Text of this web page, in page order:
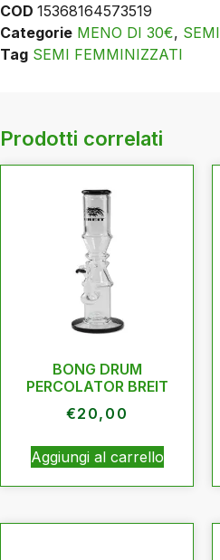
COD 15368164573519
Categorie MENO DI 30€, SEMI
Tag SEMI FEMMINIZZATI
Prodotti correlati
BONG DRUM
PERCOLATOR BREIT
€20,00
Aggiungi al carrello